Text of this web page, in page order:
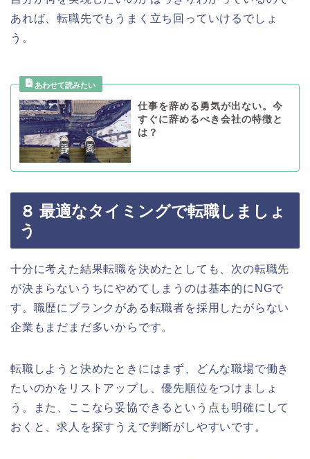
あれば、転職先でもうまく立ち回っていけるでしょ
う。
仕事を辞める勇気が出ない。今
すぐに辞めるべき会社の特徴と
は？
８ 最適なタイミングで転職しましょ
う
十分に考えた結果転職を決めたとしても、次の転職先
が決まらないうちにやめてしまうのは基本的にNGで
す。職歴にブランクがある転職者を採用したがらない
企業もまだまだ多いからです。
転職しようと決めたときにはまず、どんな職場で働き
たいのかをリストアップし、優先順位をつけましょ
う。また、ここなら妥協できるという点も明確にして
おくと、求人を探すうえで判断がしやすいです。